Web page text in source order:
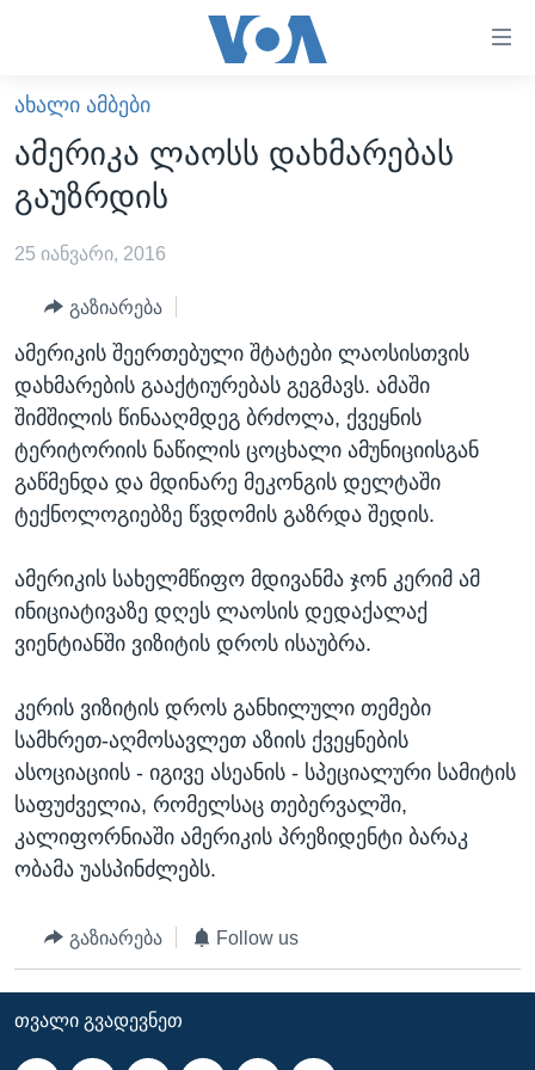
ხელმისაწვდომობისთვის
გადადით
მთავარზე
გადადით
მთავარ
გადადით
ძიებაზე
ᲐᲮᲐᲚᲘ ᲐᲛᲑᲔᲑᲘ
ᲡᲐᲥᲐᲠᲗᲕᲔᲚᲝ
ᲐᲨᲨ
ᲐᲨᲨ-ᲘᲡ ᲐᲠᲩᲔᲕᲜᲔᲑᲘ 2024
ᲛᲡᲝᲤᲚᲘᲝ
ᲕᲘᲓᲔᲝᲔᲑᲘ
ᲒᲐᲓᲐᲪᲔᲛᲔᲑᲘ
ᲕᲐᲨᲘᲜᲒᲢᲝᲜᲘ ᲓᲦᲔᲡ
ᲮᲔᲓᲕᲐ ᲕᲐᲨᲘᲜᲒᲢᲝᲜᲘᲓᲐᲜ
ᲡᲮᲕᲐ ᲡᲘᲐᲮᲚᲔᲔᲑᲘ
ᲞᲝᲚᲘᲢᲘᲙᲐ
ᲯᲐᲜᲛᲠᲗᲔᲚᲝᲑᲐ
ᲛᲔᲪᲜᲘᲔᲠᲔᲑᲐ
ᲙᲣᲚᲢᲣᲠᲐ
ᲒᲐᲚᲘᲚᲔᲝ
ᲓᲔᲖᲘᲜᲤᲝᲠᲛᲐᲪᲘᲐ
ᲠᲣᲡᲔᲗᲘᲡ ᲨᲔᲭᲠᲐ ᲣᲙᲠᲐᲘᲜᲐᲨᲘ
Learning English
ᲗᲕᲐᲚᲘ ᲒᲕᲐᲓᲔᲕᲜᲔᲗ
ენები
ᲐᲮᲐᲚᲘ ᲐᲛᲑᲔᲑᲘ
ამერიკა ლაოსს დახმარებას
გაუზრდის
25 იანვარი, 2016
გაზიარება
ამერიკის შეერთებული შტატები ლაოსისთვის
დახმარების გააქტიურებას გეგმავს. ამაში
შიმშილის წინააღმდეგ ბრძოლა, ქვეყნის
ტერიტორიის ნაწილის ცოცხალი ამუნიციისგან
გაწმენდა და მდინარე მეკონგის დელტაში
ტექნოლოგიებზე წვდომის გაზრდა შედის.
ამერიკის სახელმწიფო მდივანმა ჯონ კერიმ ამ
ინიციატივაზე დღეს ლაოსის დედაქალაქ
ვიენტიანში ვიზიტის დროს ისაუბრა.
კერის ვიზიტის დროს განხილული თემები
სამხრეთ-აღმოსავლეთ აზიის ქვეყნების
ასოციაციის - იგივე ასეანის - სპეციალური სამიტის
საფუძველია, რომელსაც თებერვალში,
კალიფორნიაში ამერიკის პრეზიდენტი ბარაკ
ობამა უასპინძლებს.
გაზიარება Follow us
ᲗᲕᲐᲚᲘ ᲒᲕᲐᲓᲔᲕᲜᲔᲗ